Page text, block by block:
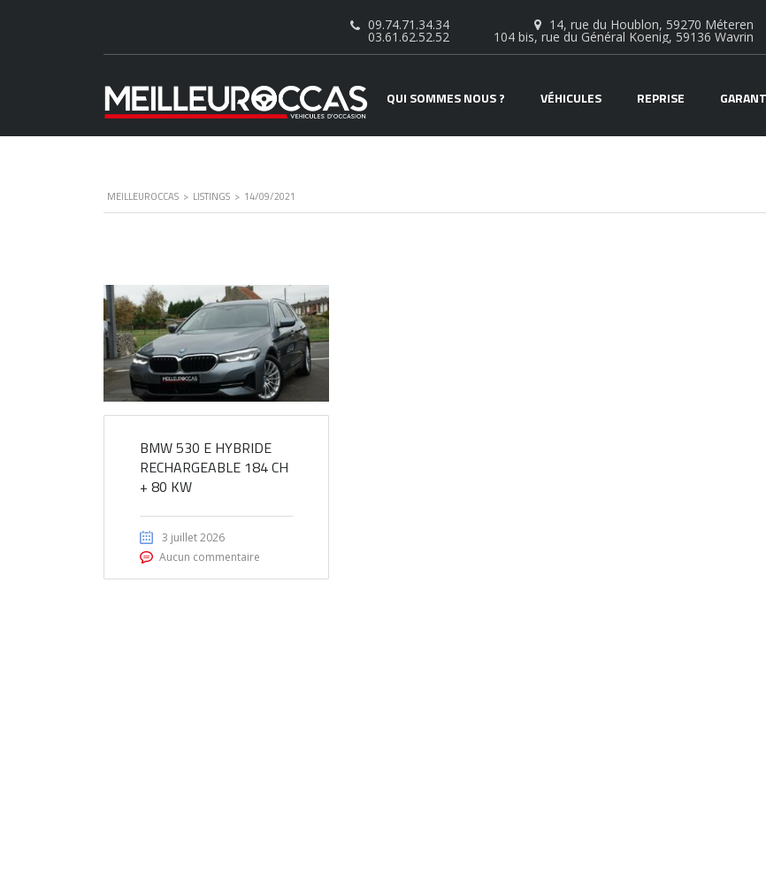
14, rue du Houblon, 59270 Méteren
104 bis, rue du Général Koenig, 59136 Wavrin
09.74.71.34.34
03.61.62.52.52
QUI SOMMES NOUS ? VÉHICULES REPRISE
MEILLEUROCCAS > LISTINGS > 14/09/2021
BMW 530 E HYBRIDE
RECHARGEABLE 184 CH
+ 80 KW
3 juillet 2026
Aucun commentaire